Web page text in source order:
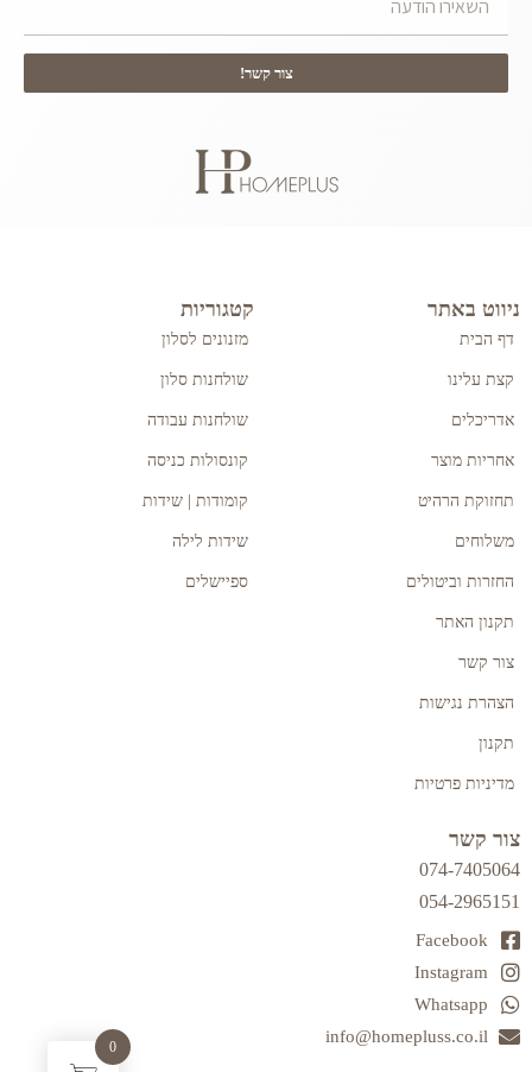
צור קשר!
ניווט באתר
דף הבית
קצת עלינו
אדריכלים
אחריות מוצר
תחזוקת הרהיט
משלוחים
החזרות וביטולים
תקנון האתר
צור קשר
הצהרת נגישות
תקנון
מדיניות פרטיות
קטגוריות
מזנונים לסלון
שולחנות סלון
שולחנות עבודה
קונסולות כניסה
קומודות | שידות
שידות לילה
ספיישלים
צור קשר
074-7405064
054-2965151
Facebook
Instagram
Whatsapp
info@homepluss.co.il
0